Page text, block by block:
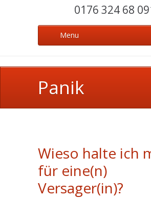
0176 324 68
Menu
Panik
Wieso halte ich
für eine(n)
Versager(in)?